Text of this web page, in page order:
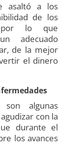
asaltó a los
de los
por lo que
adecuado
de la mejor
el dinero
algunas
con la
durante el
los avances